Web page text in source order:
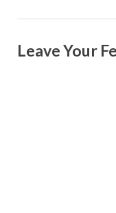
Leave Your